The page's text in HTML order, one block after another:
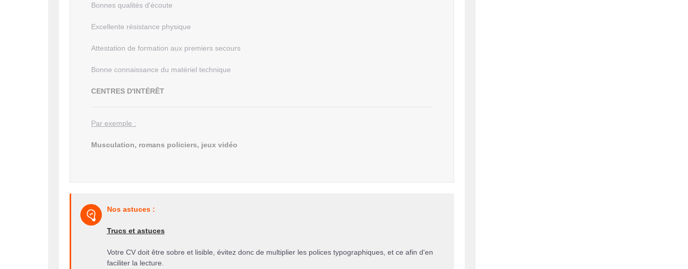
Bonnes qualités d'écoute
Excellente résistance physique
Attestation de formation aux premiers secours
Bonne connaissance du matériel technique
CENTRES D'INTÉRÊT
Par exemple :
Musculation, romans policiers, jeux vidéo
Nos astuces :
Trucs et astuces
Votre CV doit être sobre et lisible, évitez donc de multiplier les polices typographiques, et ce afin d'en
faciliter la lecture.